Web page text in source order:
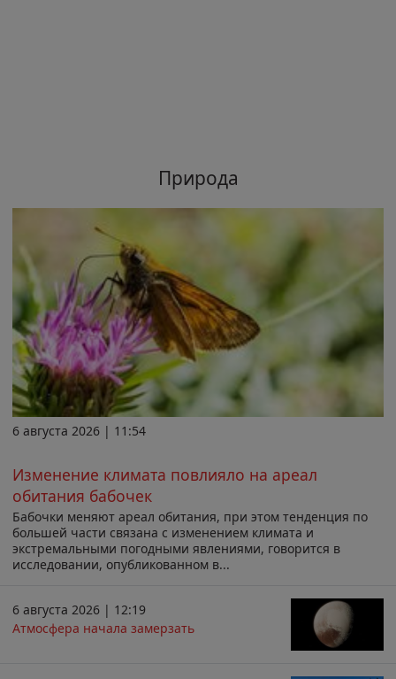
Природа
6 августа 2026 | 11:54
Изменение климата повлияло на ареал
обитания бабочек
Бабочки меняют ареал обитания, при этом тенденция по
большей части связана с изменением климата и
экстремальными погодными явлениями, говорится в
исследовании, опубликованном в...
6 августа 2026 | 12:19
Атмосфера начала замерзать